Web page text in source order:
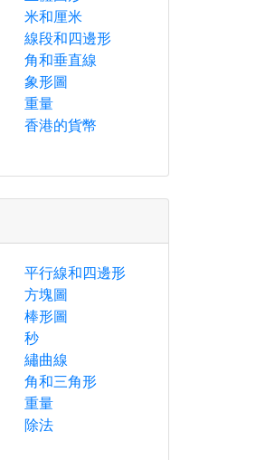
米和厘米
線段和四邊形
角和垂直線
象形圖
重量
香港的貨幣
平行線和四邊形
方塊圖
棒形圖
秒
繡曲線
角和三角形
重量
除法